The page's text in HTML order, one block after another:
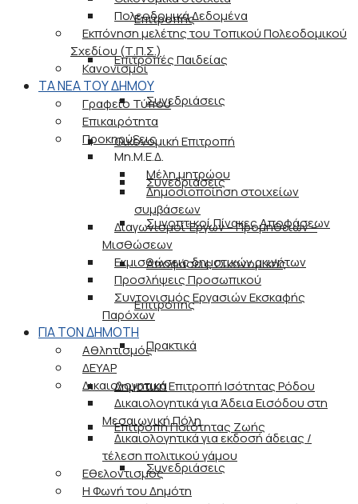
Επιτροπής
Επιτροπές Παιδείας
Συνεδριάσεις
Οικονομική Επιτροπή
Συνεδριάσεις
Συνοπτικοί Πίνακες Αποφάσεων
Αποφάσεις Οικονομικής
Επιτροπής
Πρακτικά
Δημοτική Επιτροπή Ισότητας Ρόδου
Επιτροπή Ποιότητας Ζωής
Συνεδριάσεις
Πολεοδομικά Δεδομένα
Εκπόνηση μελέτης του Τοπικού Πολεοδομικού
Σχεδίου (Τ.Π.Σ.)
Κανονισμοί
ΤΑ ΝΕΑ ΤΟΥ ΔΗΜΟΥ
Γραφείο Τύπου
Επικαιρότητα
Προκηρύξεις
Μη.Μ.Ε.Δ.
Μέλη μητρώου
Δημοσιοποίηση στοιχείων
συμβάσεων
Διαγωνισμοί Έργων – Προμηθειών –
Μισθώσεων
Εκμισθώσεις δημοτικών ακινήτων
Προσλήψεις Προσωπικού
Συντονισμός Εργασιών Εκσκαφής
Παρόχων
ΓΙΑ ΤΟΝ ΔΗΜΟΤΗ
Αθλητισμός
ΔΕΥΑΡ
Δικαιολογητικά
Δικαιολογητικά για Άδεια Εισόδου στη
Μεσαιωνική Πόλη
Δικαιολογητικά για εκδοσή άδειας /
τέλεση πολιτικού γάμου
Εθελοντισμός
Η Φωνή του Δημότη